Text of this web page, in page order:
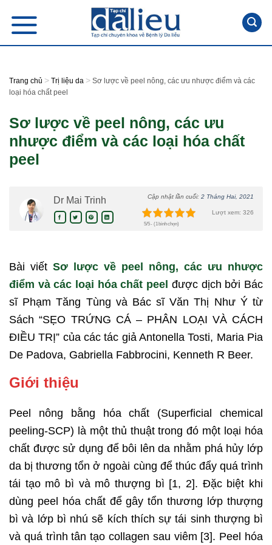
content
Trang chủ > Trị liệu da > Sơ lược về peel nông, các ưu nhược điểm và các
loại hóa chất peel
Sơ lược về peel nông, các ưu
nhược điểm và các loại hóa chất
peel
Dr Mai Trinh Cập nhật lần cuối: 2 Tháng Hai, 2021
5/5 - (1 bình chọn)
Lượt xem: 326
Bài viết Sơ lược về peel nông, các ưu nhược
điểm và các loại hóa chất peel được dịch bởi Bác
sĩ Phạm Tăng Tùng và Bác sĩ Văn Thị Như Ý từ
Sách “SẸO TRỨNG CÁ – PHÂN LOẠI VÀ CÁCH
ĐIỀU TRỊ” của các tác giả Antonella Tosti, Maria Pia
De Padova, Gabriella Fabbrocini, Kenneth R Beer.
Giới thiệu
Peel nông bằng hóa chất (Superficial chemical
peeling-SCP) là một thủ thuật trong đó một loại hóa
chất được sử dụng để bôi lên da nhằm phá hủy lớp
da bị thương tổn ở ngoài cùng để thúc đẩy quá trình
tái tạo mô bì và mô thượng bì [1, 2]. Đặc biệt khi
dùng peel hóa chất để gây tổn thương lớp thượng
bì và lớp bì nhú sẽ kích thích sự tái sinh thượng bì
và quá trình tân tạo collagen sau viêm [3]. Peel hóa